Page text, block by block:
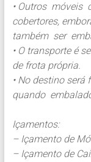
• Outros móveis
cobertores,
também ser
• O transporte é
de frota própria.
• No destino
quando
Içamentos:
– Içamento de
– Içamento de